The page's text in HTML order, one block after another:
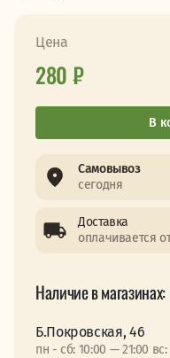
Цена
280 ₽
В
Самовывоз
сегодня
Доставка
оплачивается
Наличие в магазинах:
Б.Покровская, 46
пн - сб: 10:00 — 21:00